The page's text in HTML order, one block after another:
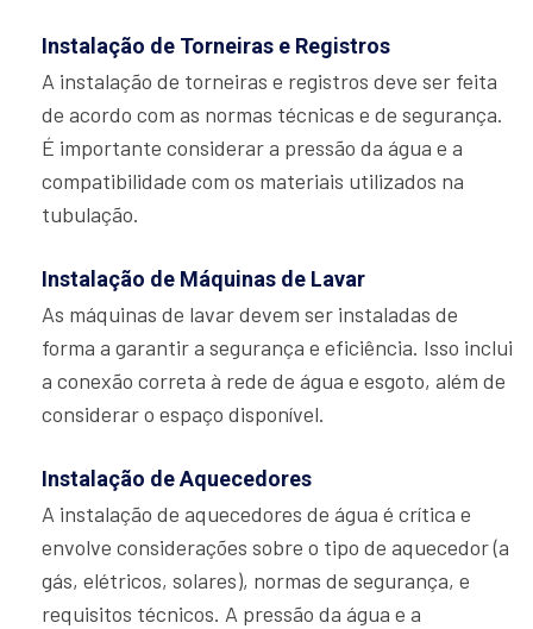
Instalação de Torneiras e Registros
A instalação de torneiras e registros deve ser feita
de acordo com as normas técnicas e de segurança.
É importante considerar a pressão da água e a
compatibilidade com os materiais utilizados na
tubulação.
Instalação de Máquinas de Lavar
As máquinas de lavar devem ser instaladas de
forma a garantir a segurança e eficiência. Isso inclui
a conexão correta à rede de água e esgoto, além de
considerar o espaço disponível.
Instalação de Aquecedores
A instalação de aquecedores de água é crítica e
envolve considerações sobre o tipo de aquecedor (a
gás, elétricos, solares), normas de segurança, e
requisitos técnicos. A pressão da água e a